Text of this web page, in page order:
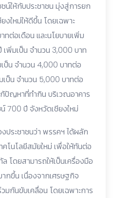
น์ให้กับประชาชน มุ่งสู่การยก
ใหม่ให้ดีขึ้น โดยเฉพาะ
ทต่อเดือน และนโยบายเพิ่ม
พิ่มเป็น จำนวน 3,000 บาท
ป็น จำนวน 4,000 บาทต่อ
เป็น จำนวน 5,000 บาทต่อ
ปัญหาที่ทำกิน บริเวณอาคาร
700 ปี จังหวัดเชียงใหม่
ระชาชนว่า พรรคฯ ได้ผลัก
โนโลยีสมัยใหม่ เพื่อให้ทันต่อ
โดยสามารถให้เป็นเครื่องมือ
กขึ้น เนื่องจากเศรษฐกิจ
มกันขับเคลื่อน โดยเฉพาะการ